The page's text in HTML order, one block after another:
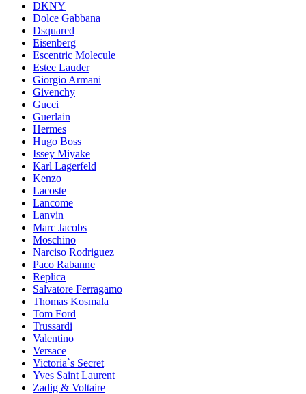
DKNY
Dolce Gabbana
Dsquared
Eisenberg
Escentric Molecule
Estee Lauder
Giorgio Armani
Givenchy
Gucci
Guerlain
Hermes
Hugo Boss
Issey Miyake
Karl Lagerfeld
Kenzo
Lacoste
Lancome
Lanvin
Marc Jacobs
Moschino
Narciso Rodriguez
Paco Rabanne
Replica
Salvatore Ferragamo
Thomas Kosmala
Tom Ford
Trussardi
Valentino
Versace
Victoria`s Secret
Yves Saint Laurent
Zadig & Voltaire